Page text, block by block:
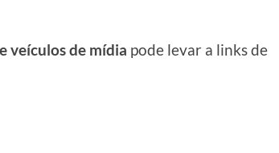
veículos de mídia pode levar a links de